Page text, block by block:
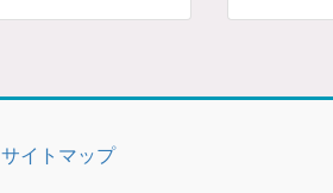
サイトマップ